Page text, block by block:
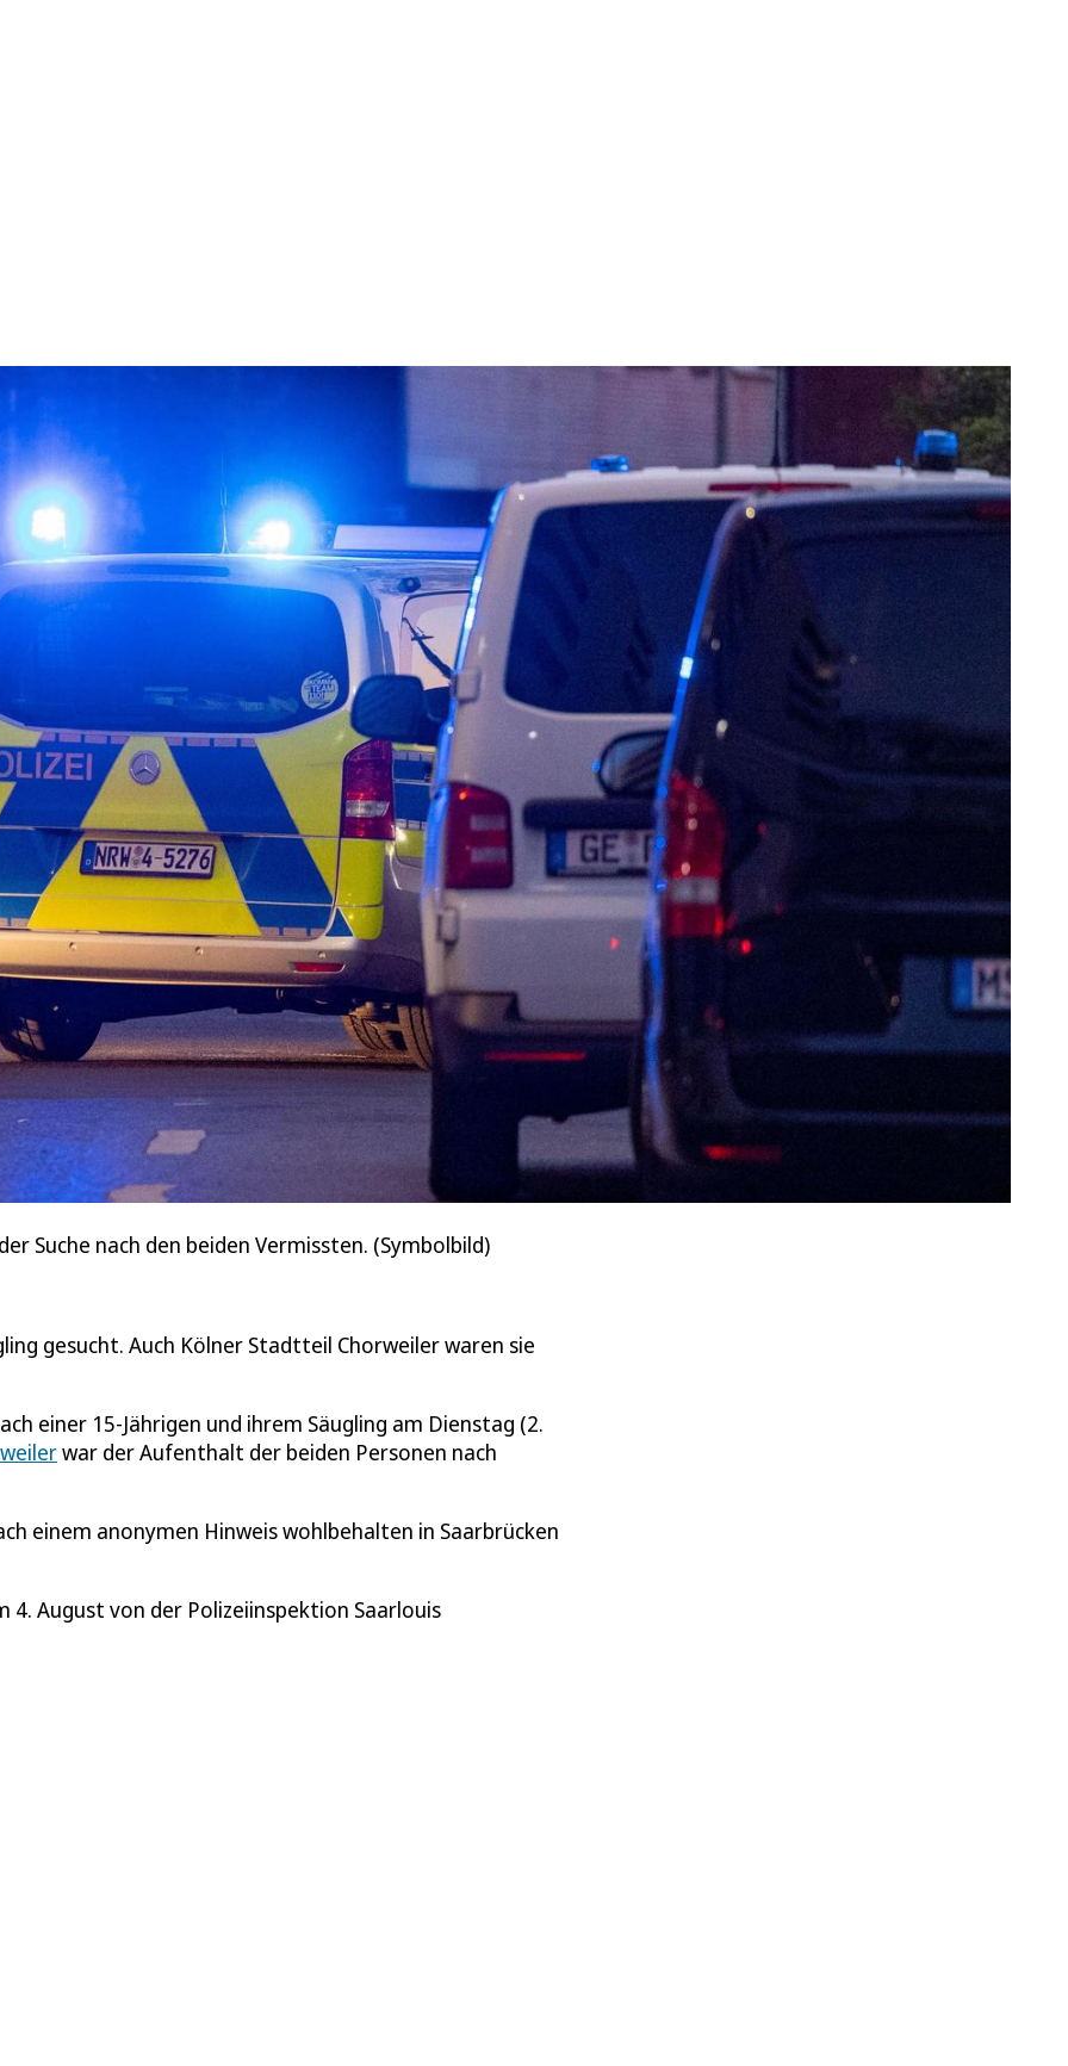
Suche nach den beiden Vermissten. (Symbolbild)
gesucht. Auch Kölner Stadtteil Chorweiler waren sie
einer 15-Jährigen und ihrem Säugling am Dienstag (2.
war der Aufenthalt der beiden Personen nach
einem anonymen Hinweis wohlbehalten in Saarbrücken
August von der Polizeiinspektion Saarlouis